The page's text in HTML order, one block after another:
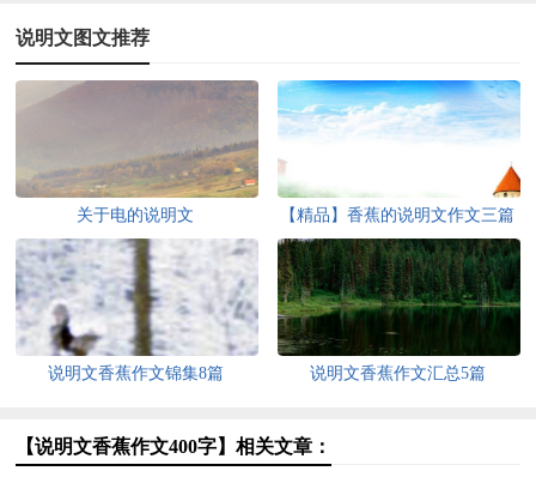
说明文图文推荐
关于电的说明文 【精品】香蕉的说明文作文三篇
说明文香蕉作文锦集8篇 说明文香蕉作文汇总5篇
【说明文香蕉作文400字】相关文章：